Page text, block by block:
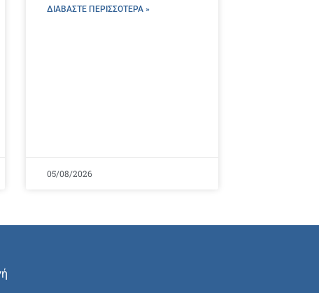
ΔΙΑΒΑΣΤΕ ΠΕΡΙΣΣΌΤΕΡΑ »
05/08/2026